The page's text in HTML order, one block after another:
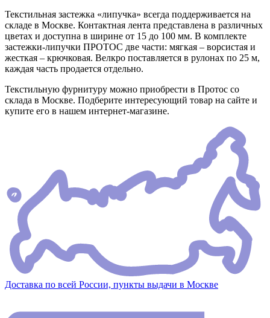
Текстильная застежка «липучка» всегда поддерживается на
складе в Москве. Контактная лента представлена в различных
цветах и доступна в ширине от 15 до 100 мм. В комплекте
застежки-липучки ПРОТОС две части: мягкая – ворсистая и
жесткая – крючковая. Велкро поставляется в рулонах по 25 м,
каждая часть продается отдельно.
Текстильную фурнитуру можно приобрести в Протос со
склада в Москве. Подберите интересующий товар на сайте и
купите его в нашем интернет-магазине.
Доставка по всей России, пункты выдачи в Москве